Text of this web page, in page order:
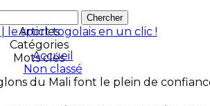
Articles
Catégories
Mots clés
Accueil
Non classé
du Mali font le plein de